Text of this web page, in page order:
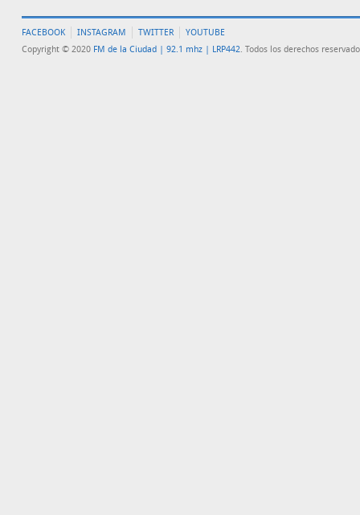
FACEBOOK INSTAGRAM TWITTER
YOUTUBE
Copyright © 2020 FM de la Ciudad | 92.1 mhz | LRP442. Todos los derechos